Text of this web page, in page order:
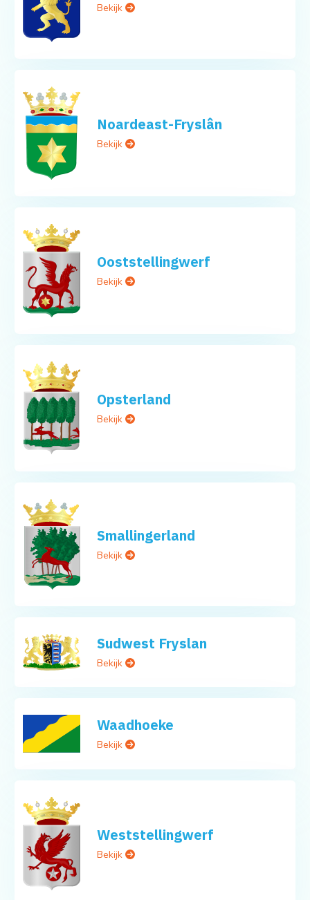
Bekijk
Noardeast-Fryslân
Bekijk
Ooststellingwerf
Bekijk
Opsterland
Bekijk
Smallingerland
Bekijk
Sudwest Fryslan
Bekijk
Waadhoeke
Bekijk
Weststellingwerf
Bekijk